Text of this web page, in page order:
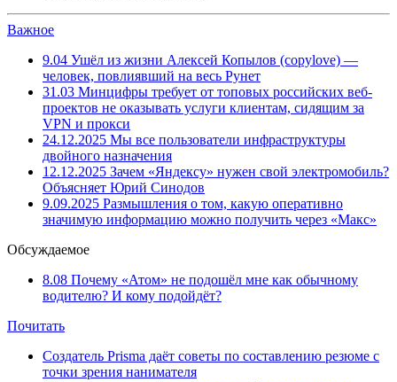
Важное
9.04 Ушёл из жизни Алексей Копылов (copylove) —
человек, повлиявший на весь Рунет
31.03 Минцифры требует от топовых российских веб-
проектов не оказывать услуги клиентам, сидящим за
VPN и прокси
24.12.2025 Мы все пользователи инфраструктуры
двойного назначения
12.12.2025 Зачем «Яндексу» нужен свой электромобиль?
Объясняет Юрий Синодов
9.09.2025 Размышления о том, какую оперативно
значимую информацию можно получить через «Макс»
Обсуждаемое
8.08 Почему «Атом» не подошёл мне как обычному
водителю? И кому подойдёт?
Почитать
Создатель Prisma даёт советы по составлению резюме с
точки зрения нанимателя